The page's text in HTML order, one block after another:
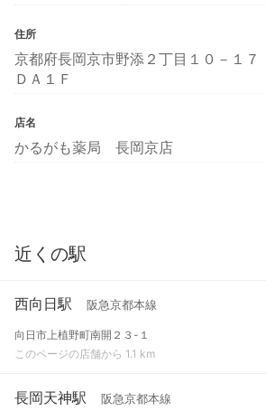
住所
京都府長岡京市野添２丁目１０－１７
ＤＡ１Ｆ
店名
かるがも薬局 長岡京店
近くの駅
西向日駅 阪急京都本線
向日市上植野町南開２３-１
このページの店舗から 1.1 km
長岡天神駅 阪急京都本線